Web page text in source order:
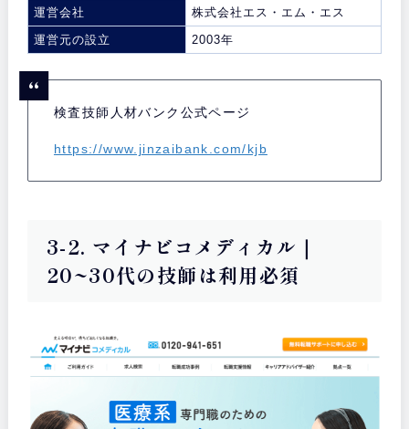
運営会社
株式会社エス・エム・エス
運営元の設立
2003年
検査技師人材バンク公式ページ
https://www.jinzaibank.com/kjb
3-2. マイナビコメディカル｜
20~30代の技師は利用必須